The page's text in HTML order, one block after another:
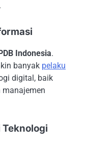
Indonesia.
banyak pelaku
digital, baik
manajemen
Teknologi